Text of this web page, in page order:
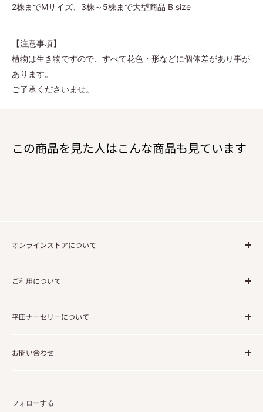
2株までMサイズ、3株～5株まで大型商品 B size
【注意事項】
植物は生き物ですので、すべて花色・形などに個体差があり事が
あります。
ご了承くださいませ。
この商品を見た人はこんな商品も見ています
オンラインストアについて
送料について
ご利用について
免責事項
会社概要／特定商取引に関する法律に基づく表記
平田ナーセリーについて
コーポレートサイト
お問い合わせ
フォローする